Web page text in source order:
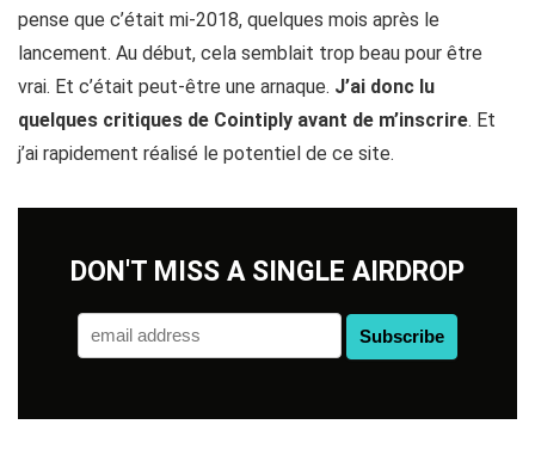
pense que c’était mi-2018, quelques mois après le
lancement. Au début, cela semblait trop beau pour être
vrai. Et c’était peut-être une arnaque. J’ai donc lu
quelques critiques de Cointiply avant de m’inscrire. Et
j’ai rapidement réalisé le potentiel de ce site.
DON'T MISS A SINGLE AIRDROP